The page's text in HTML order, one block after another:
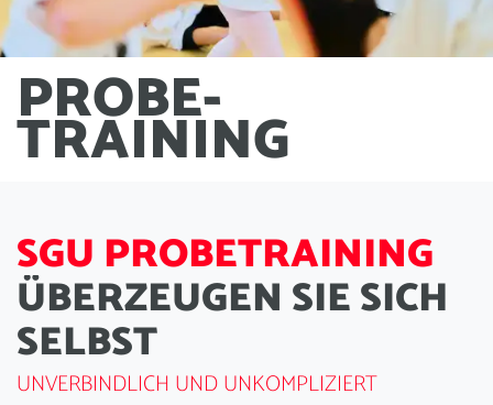
PROBE-
TRAINING
SGU PROBETRAINING
ÜBERZEUGEN SIESICH
SELBST
UNVERBINDLICH UND UNKOMPLIZIERT